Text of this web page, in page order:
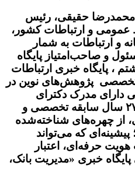
حقیقی، رئیس
عمومی و ارتباطات کشور،
و ارتباطات به شمار
و صاحب‌امتیاز پایگاه
، پایگاه خبری ارتباطات
پژوهش‌های نوین در
دارای مدرک دکترای
تخصصی علوم ارتباطات با ۲۷ سال سابقه تخصصی و
از چهره‌های شناخته‌شده
که می‌تواند
حرفه‌ای، اعتبار
خبری «مدیریت بانک،